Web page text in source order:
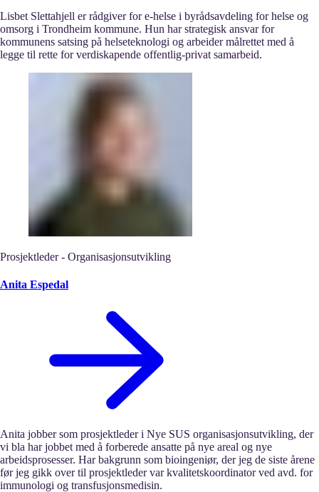
Lisbet Slettahjell er rådgiver for e-helse i byrådsavdeling for helse og
omsorg i Trondheim kommune. Hun har strategisk ansvar for
kommunens satsing på helseteknologi og arbeider målrettet med å
legge til rette for verdiskapende offentlig-privat samarbeid.
Prosjektleder - Organisasjonsutvikling
Anita Espedal
Anita jobber som prosjektleder i Nye SUS organisasjonsutvikling, der
vi bla har jobbet med å forberede ansatte på nye areal og nye
arbeidsprosesser. Har bakgrunn som bioingeniør, der jeg de siste årene
før jeg gikk over til prosjektleder var kvalitetskoordinator ved avd. for
immunologi og transfusjonsmedisin.